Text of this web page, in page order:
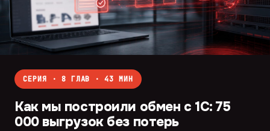
СЕРИЯ · 8 ГЛАВ · 43 МИН
Как мы построили обмен с 1С: 75
000 выгрузок без потерь